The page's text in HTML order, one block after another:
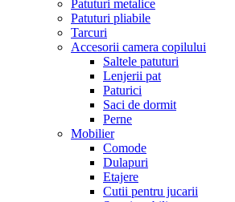
Patuturi metalice
Patuturi pliabile
Tarcuri
Accesorii camera copilului
Saltele patuturi
Lenjerii pat
Paturici
Saci de dormit
Perne
Mobilier
Comode
Dulapuri
Etajere
Cutii pentru jucarii